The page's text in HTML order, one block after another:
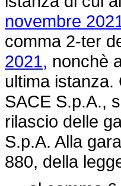
novembre
comma 2-ter
2021, nonchè
ultima istanza.
SACE S.p.A.,
rilascio delle
S.p.A. Alla
880, della